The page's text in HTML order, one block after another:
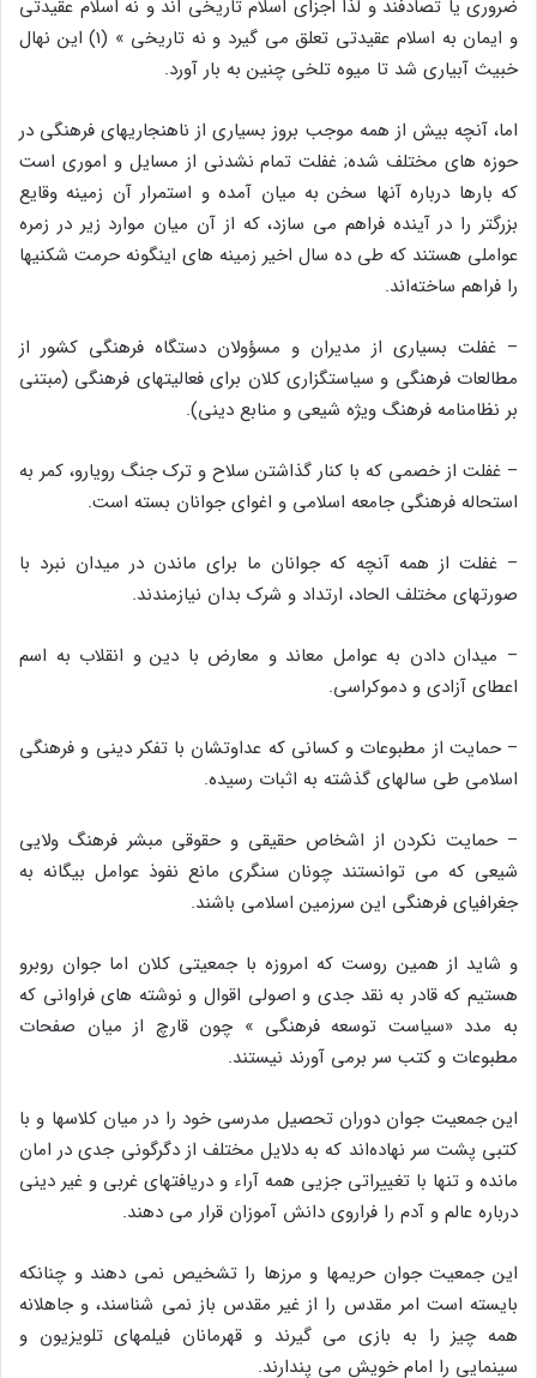
ضرورى یا تصادفند و لذا اجزاى اسلام تاریخى اند و نه اسلام عقیدتى
و ایمان به اسلام عقیدتى تعلق مى گیرد و نه تاریخى » (1) این نهال
خبیث آبیارى شد تا میوه تلخى چنین به بار آورد.
اما، آنچه بیش از همه موجب بروز بسیارى از ناهنجاریهاى فرهنگى در
حوزه هاى مختلف شده; غفلت تمام نشدنى از مسایل و امورى است
که بارها درباره آنها سخن به میان آمده و استمرار آن زمینه وقایع
بزرگتر را در آینده فراهم مى سازد، که از آن میان موارد زیر در زمره
عواملى هستند که طى ده سال اخیر زمینه هاى اینگونه حرمت شکنیها
را فراهم ساخته‌اند.
– غفلت بسیارى از مدیران و مسؤولان دستگاه فرهنگى کشور از
مطالعات فرهنگى و سیاستگزارى کلان براى فعالیتهاى فرهنگى (مبتنى
بر نظامنامه فرهنگ ویژه شیعى و منابع دینى).
– غفلت از خصمى که با کنار گذاشتن سلاح و ترک جنگ رویارو، کمر به
استحاله فرهنگى جامعه اسلامى و اغواى جوانان بسته است.
– غفلت از همه آنچه که جوانان ما براى ماندن در میدان نبرد با
صورتهاى مختلف الحاد، ارتداد و شرک بدان نیازمندند.
– میدان دادن به عوامل معاند و معارض با دین و انقلاب به اسم
اعطاى آزادى و دموکراسى.
– حمایت از مطبوعات و کسانى که عداوتشان با تفکر دینى و فرهنگى
اسلامى طى سالهاى گذشته به اثبات رسیده.
– حمایت نکردن از اشخاص حقیقى و حقوقى مبشر فرهنگ ولایى
شیعى که مى توانستند چونان سنگرى مانع نفوذ عوامل بیگانه به
جغرافیاى فرهنگى این سرزمین اسلامى باشند.
و شاید از همین روست که امروزه با جمعیتى کلان اما جوان روبرو
هستیم که قادر به نقد جدى و اصولى اقوال و نوشته هاى فراوانى که
به مدد «سیاست توسعه فرهنگى » چون قارچ از میان صفحات
مطبوعات و کتب سر برمى آورند نیستند.
این جمعیت جوان دوران تحصیل مدرسى خود را در میان کلاسها و با
کتبى پشت سر نهاده‌اند که به دلایل مختلف از دگرگونى جدى در امان
مانده و تنها با تغییراتى جزیى همه آراء و دریافتهاى غربى و غیر دینى
درباره عالم و آدم را فراروى دانش آموزان قرار مى دهند.
این جمعیت جوان حریمها و مرزها را تشخیص نمى دهند و چنانکه
بایسته است امر مقدس را از غیر مقدس باز نمى شناسند، و جاهلانه
همه چیز را به بازى مى گیرند و قهرمانان فیلمهاى تلویزیون و
سینمایى را امام خویش مى پندارند.